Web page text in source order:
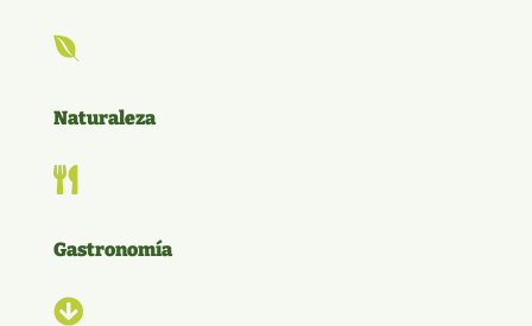

Naturaleza

Gastronomía
